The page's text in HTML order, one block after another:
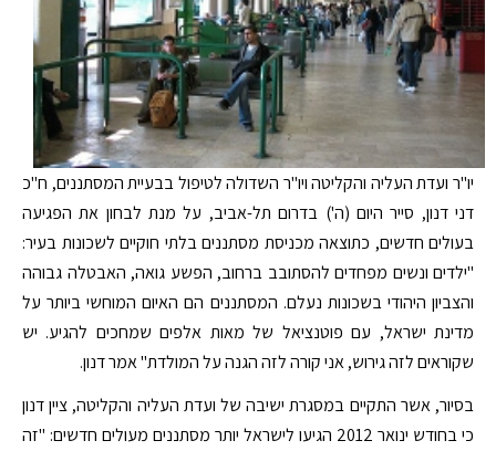
יו"ר ועדת העליה והקליטה ויו"ר השדולה לטיפול בבעיית המסתננים, ח"כ
דני דנון, סייר היום (ה') בדרום תל-אביב, על מנת לבחון את הפגיעה
בעולים חדשים, כתוצאה מכניסת מסתננים בלתי חוקיים לשכונות בעיר:
"ילדים ונשים מפחדים להסתובב ברחוב, הפשע גואה, האבטלה גבוהה
והצביון היהודי בשכונות נעלם. המסתננים הם האיום המוחשי ביותר על
מדינת ישראל, עם פוטנציאל של מאות אלפים שמחכים להגיע. יש
שקוראים לזה גירוש, אני קורה לזה הגנה על המולדת" אמר דנון.
בסיור, אשר התקיים במסגרת ישיבה של ועדת העליה והקליטה, ציין דנון
כי בחודש ינואר 2012 הגיעו לישראל יותר מסתננים מעולים חדשים: "זה